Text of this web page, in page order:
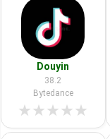
Douyin
38.2
Bytedance
★★★★★